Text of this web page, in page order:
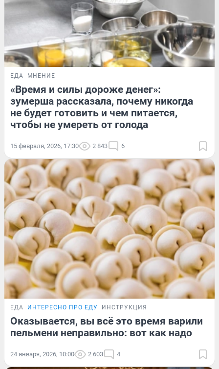
ЕДА МНЕНИЕ
«Время и силы дороже денег»:
зумерша рассказала, почему никогда
не будет готовить и чем питается,
чтобы не умереть от голода
15 февраля, 2026, 17:30 2 843 6
ЕДА ИНТЕРЕСНО ПРО ЕДУ ИНСТРУКЦИЯ
Оказывается, вы всё это время варили
пельмени неправильно: вот как надо
24 января, 2026, 10:00 2 603 4